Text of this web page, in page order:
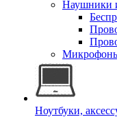
Наушники
Ноутбуки,